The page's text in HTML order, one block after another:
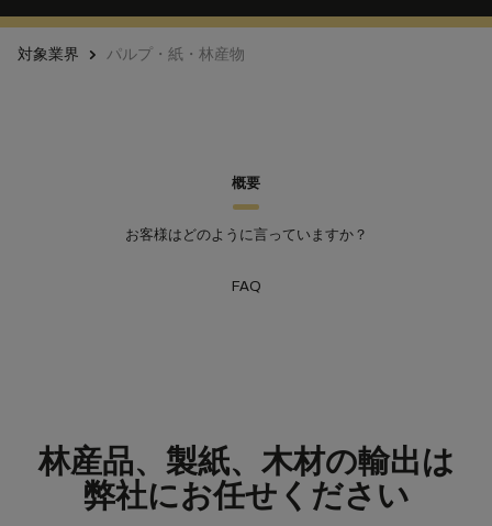
対象業界 パルプ・紙・林産物
概要
お客様はどのように言っていますか？
FAQ
林産品、製紙、木材の輸出は
弊社にお任せください